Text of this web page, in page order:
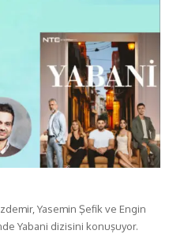
Yasemin Şefik ve Engin
Yabani dizisini konuşuyor.